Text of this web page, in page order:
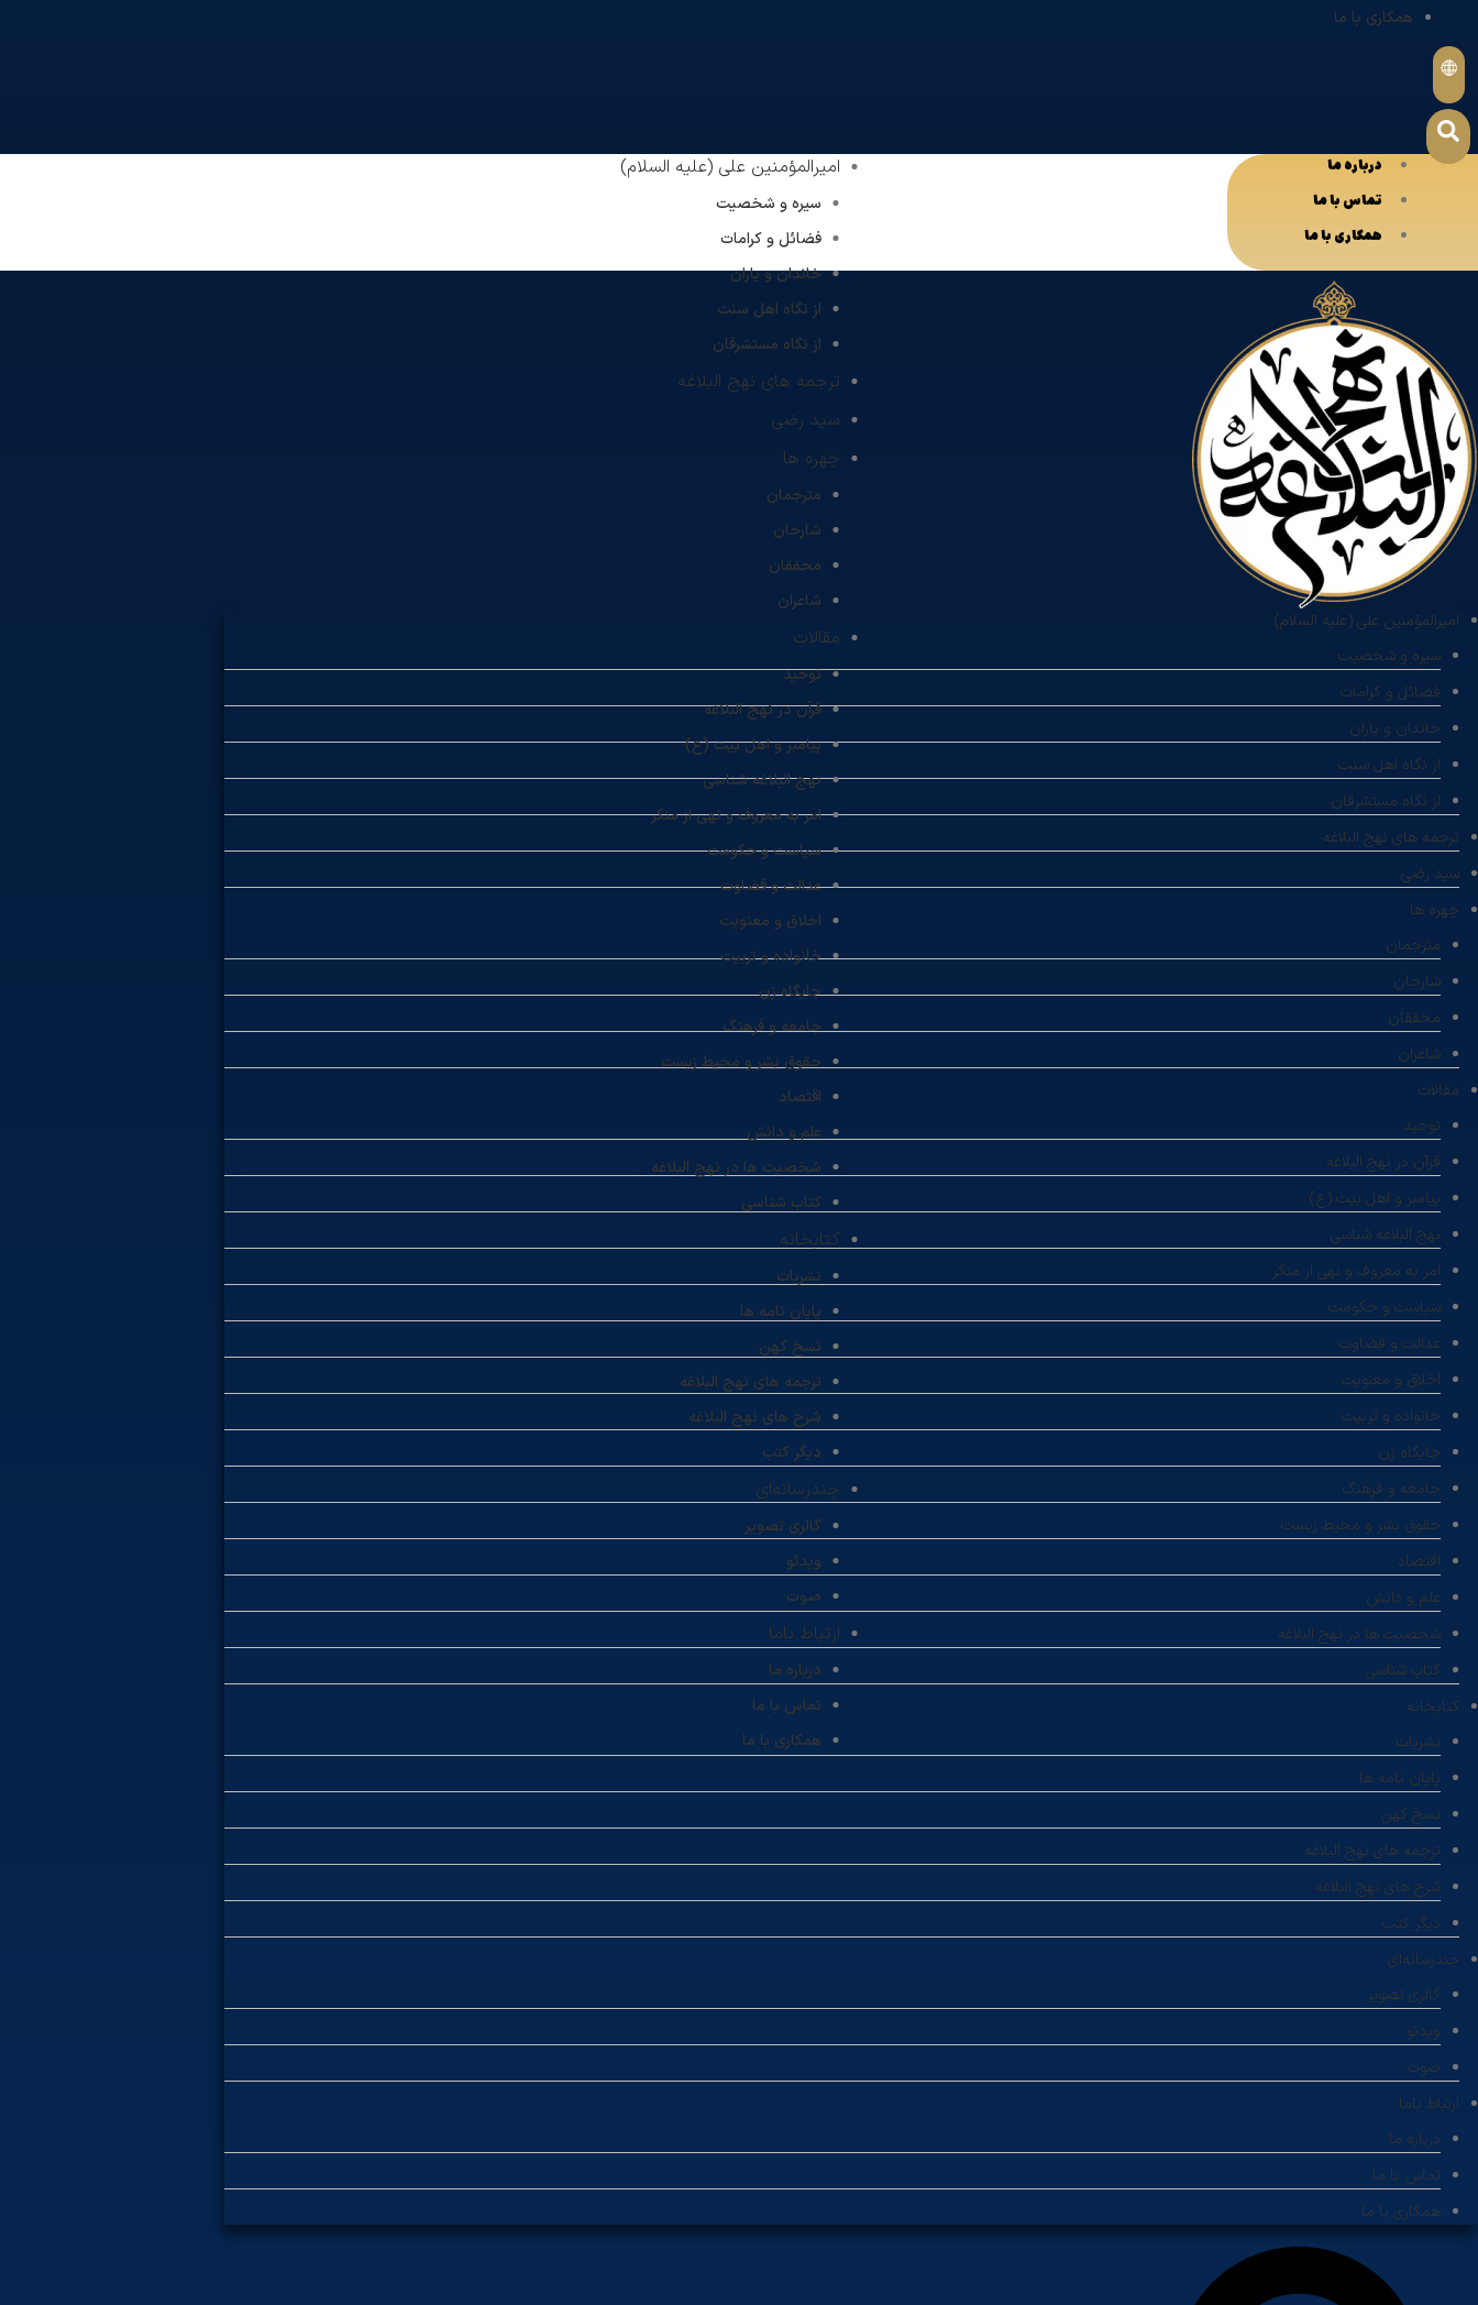
همکاری با ما
امیرالمؤمنین علی (علیه السلام)
سیره و شخصیت
فضائل و کرامات
خاندان و یاران
از نگاه اهل سنت
از نگاه مستشرقان
ترجمه های نهج البلاغه
سید رضی
چهره ها
مترجمان
شارحان
محققان
شاعران
مقالات
توحید
قرآن در نهج البلاغه
پیامبر و اهل بیت (ع)
نهج البلاغه شناسی
امر به معروف و نهی از منکر
سیاست و حکومت
عدالت و قضاوت
اخلاق و معنویت
خانواده و تربیت
جایگاه زن
جامعه و فرهنگ
حقوق بشر و محیط زیست
اقتصاد
علم و دانش
شخصیت ها در نهج البلاغه
کتاب شناسی
کتابخانه
نشریات
پایان نامه ها
نسخ کهن
ترجمه های نهج البلاغه
شرح های نهج البلاغه
دیگر کتب
چندرسانه‌ای
گالری تصویر
ویدئو
صوت
ارتباط باما
درباره ما
تماس با ما
همکاری با ما
درباره ما
تماس با ما
همکاری با ما
امیرالمؤمنین علی (علیه السلام)
سیره و شخصیت
فضائل و کرامات
خاندان و یاران
از نگاه اهل سنت
از نگاه مستشرقان
ترجمه های نهج البلاغه
سید رضی
چهره ها
مترجمان
شارحان
محققان
شاعران
مقالات
توحید
قرآن در نهج البلاغه
پیامبر و اهل بیت (ع)
نهج البلاغه شناسی
امر به معروف و نهی از منکر
سیاست و حکومت
عدالت و قضاوت
اخلاق و معنویت
خانواده و تربیت
جایگاه زن
جامعه و فرهنگ
حقوق بشر و محیط زیست
اقتصاد
علم و دانش
شخصیت ها در نهج البلاغه
کتاب شناسی
کتابخانه
نشریات
پایان نامه ها
نسخ کهن
ترجمه های نهج البلاغه
شرح های نهج البلاغه
دیگر کتب
چندرسانه‌ای
گالری تصویر
ویدئو
صوت
ارتباط باما
درباره ما
تماس با ما
همکاری با ما